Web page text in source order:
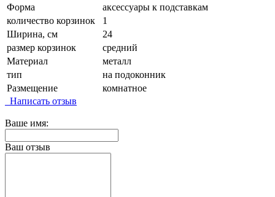
Форма
аксессуары к подставкам
количество корзинок
1
Ширина, см
24
размер корзинок
средний
Материал
металл
тип
на подоконник
Размещение
комнатное
Написать отзыв
Ваше имя:
Ваш отзыв